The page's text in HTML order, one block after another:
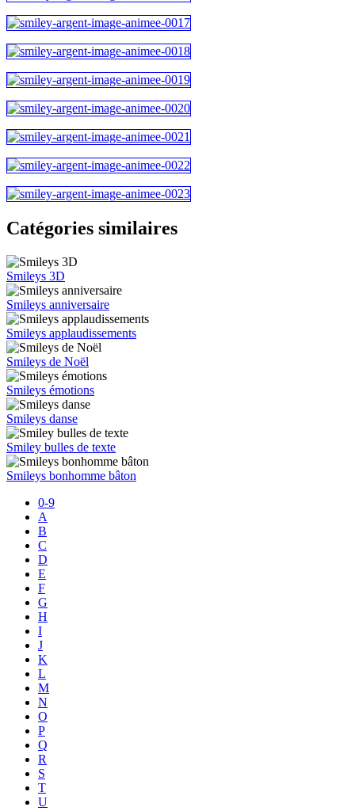
Catégories similaires
Smileys 3D
Smileys anniversaire
Smileys applaudissements
Smileys de Noël
Smileys émotions
Smileys danse
Smiley bulles de texte
Smileys bonhomme bâton
0-9
A
B
C
D
E
F
G
H
I
J
K
L
M
N
O
P
Q
R
S
T
U